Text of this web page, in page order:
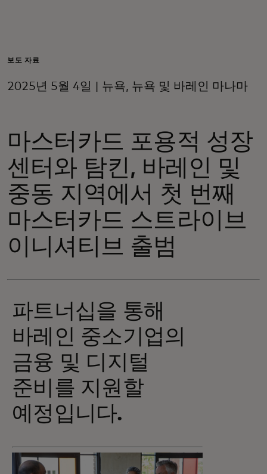
비즈니스 고객
이노베이터
뉴스 & 인사이트
보도 자료
2025년 5월 4일 | 뉴욕, 뉴욕 및 바레인 마나마
마스터카드 포용적 성장
센터와 탐킨, 바레인 및
중동 지역에서 첫 번째
마스터카드 스트라이브
이니셔티브 출범
파트너십을 통해
바레인 중소기업의
금융 및 디지털
준비를 지원할
예정입니다.